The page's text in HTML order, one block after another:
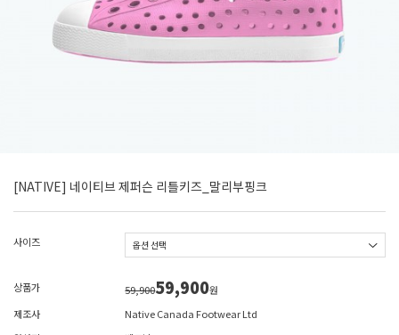
[NATIVE] 네이티브 제퍼슨 리틀키즈_말리부핑크
사이즈
상품가 59,90059,900원
제조사
Native Canada Footwear Ltd